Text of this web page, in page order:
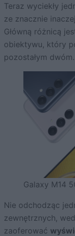
Teraz wyciekły
ze znacznie
Główną różnicą
obiektywu, który
pozostałym dwóm.
Galaxy M14
Nie odchodząc
zewnętrznych,
zaoferować